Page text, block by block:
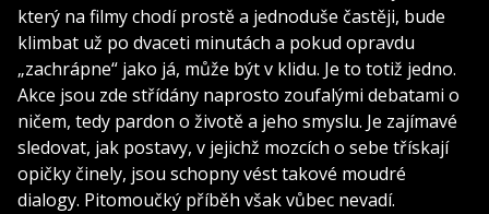
který na filmy chodí prostě a jednoduše častěji, bude
klimbat už po dvaceti minutách a pokud opravdu
„zachrápne“ jako já, může být v klidu. Je to totiž jedno.
Akce jsou zde střídány naprosto zoufalými debatami o
ničem, tedy pardon o životě a jeho smyslu. Je zajímavé
sledovat, jak postavy, v jejichž mozcích o sebe třískají
opičky činely, jsou schopny vést takové moudré
dialogy. Pitomoučký příběh však vůbec nevadí.